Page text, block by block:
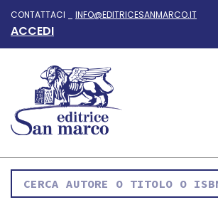
CONTATTACI _ INFO@EDITRICESANMARCO.IT
ACCEDI